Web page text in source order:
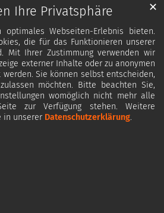
Ihre Privatsphäre
Webseiten-Erlebnis bieten.
die für das Funktionieren unserer
Mit Ihrer Zustimmung verwenden wir
externer Inhalte oder zu anonymen
Sie können selbst entscheiden,
möchten. Bitte beachten Sie,
womöglich nicht mehr alle
zur Verfügung stehen. Weitere
in unserer Datenschutzerklärung.
✕